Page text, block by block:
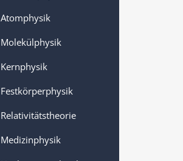
Atomphysik
Molekülphysik
Kernphysik
Festkörperphysik
Relativitätstheorie
Medizinphysik